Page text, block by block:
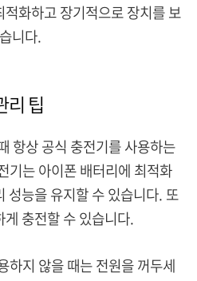
화하고 장기적으로 장치를 보
니다.
리 팁
항상 공식 충전기를 사용하는
기는 아이폰 배터리에 최적화
성능을 유지할 수 있습니다. 또
충전할 수 있습니다.
하지 않을 때는 전원을 꺼두세